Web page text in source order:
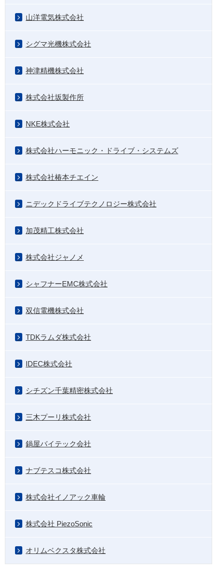
山洋電気株式会社
シグマ光機株式会社
神津精機株式会社
株式会社坂製作所
NKE株式会社
株式会社ハーモニック・ドライブ・システムズ
株式会社椿本チエイン
ニデックドライブテクノロジー株式会社
加茂精工株式会社
株式会社ジャノメ
シャフナーEMC株式会社
双信電機株式会社
TDKラムダ株式会社
IDEC株式会社
シチズン千葉精密株式会社
三木プーリ株式会社
鍋屋バイテック会社
ナブテスコ株式会社
株式会社イノアック車輪
株式会社 PiezoSonic
オリムベクスタ株式会社